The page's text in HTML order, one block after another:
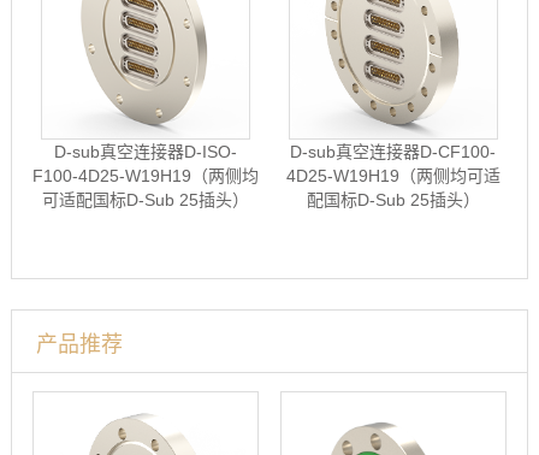
D-sub真空连接器D-ISO-
F100-4D25-W19H19（两侧均
可适配国标D-Sub 25插头）
D-sub真空连接器D-CF100-
4D25-W19H19（两侧均可适
配国标D-Sub 25插头）
产品推荐